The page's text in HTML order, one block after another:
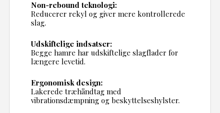
Non-rebound teknologi:
Reducerer rekyl og giver mere kontrollerede
slag.
Udskiftelige indsatser:
Begge hamre har udskiftelige slagflader for
længere levetid.
Ergonomisk design:
Lakerede træhåndtag med
vibrationsdæmpning og beskyttelseshylster.